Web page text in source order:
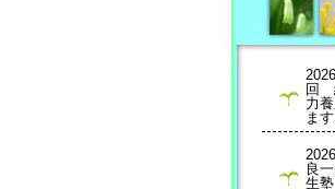
回
力
ます
良
生